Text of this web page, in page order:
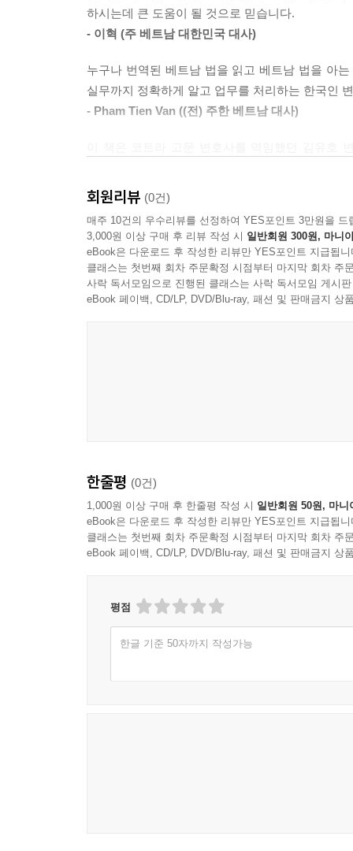
하시는데 큰 도움이 될 것으로 믿습니다.
- 이혁 (주 베트남 대한민국 대사)
누구나 번역된 베트남 법을 읽고 베트남 법을 아
실무까지 정확하게 알고 업무를 처리하는 한국인
- Pham Tien Van ((전) 주한 베트남 대사)
- 박철호 (코트라 하노이 무역관장)
지난 10년 이상 베트남 경제 현장에서 일한 변호
법을 아주 쉽고 일목요연하게 정리해 놓은 책이
한국에서 베트남 관련 업무를 하시는 분들께 꼭
- 류향하 (하노이 상공인 연합회 (코참) 회장)
중소기업 분들께 이 책을 필독서로 적극 추천합니
- 김광석 (중소기업진흥공단 하노이 수출인큐베이
- 윤상호 (베트남 하노이 한인회장)
김유호 변호사께서는 대사관과 한인회 고문변
회원리뷰 (0건)
매주 10건의 우수리뷰를 선정하여 YES포인트 3만원을 드
3,000원 이상 구매 후 리뷰 작성 시 일반회원 300원, 마니
eBook은 다운로드 후 작성한 리뷰만 YES포인트 지급됩니
클래스는 첫번째 회차 주문확정 시점부터 마지막 회차 주
사락 독서모임으로 진행된 클래스는 사락 독서모임 게시
eBook 페이백, CD/LP, DVD/Blu-ray, 패션 및 판매금지 상
한줄평 (0건)
1,000원 이상 구매 후 한줄평 작성 시 일반회원 50원, 마니
eBook은 다운로드 후 작성한 리뷰만 YES포인트 지급됩니
클래스는 첫번째 회차 주문확정 시점부터 마지막 회차 주
eBook 페이백, CD/LP, DVD/Blu-ray, 패션 및 판매금지 상
평점
한글 기준 50자까지 작성가능